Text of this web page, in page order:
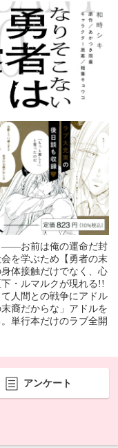
――お前は俺の運命だ封
を学ぶため【勇者の末
体接触だけでなく、心
・ルマルクが現れる!!
人間との戦争にアドル
裔だからな」アドルを
単行本だけのラブ全開
アンケート